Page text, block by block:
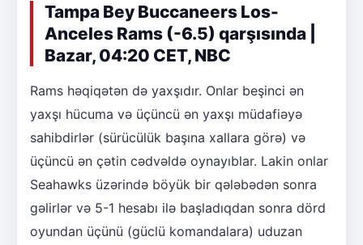
Tampa Bey Buccaneers Los-
Anceles Rams (-6.5) qarşısında |
Bazar, 04:20 CET, NBC
Rams həqiqətən də yaxşıdır. Onlar beşinci ən
yaxşı hücuma və üçüncü ən yaxşı müdafiəyə
sahibdirlər (sürücülük başına xallara görə) və
üçüncü ən çətin cədvəldə oynayıblar. Lakin onlar
Seahawks üzərində böyük bir qələbədən sonra
gəlirlər və 5-1 hesabı ilə başladıqdan sonra dörd
oyundan üçünü (güclü komandalara) uduzan